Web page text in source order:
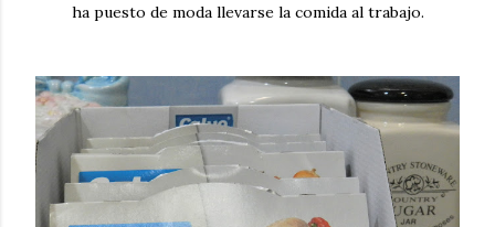
ha puesto de moda llevarse la comida al trabajo.